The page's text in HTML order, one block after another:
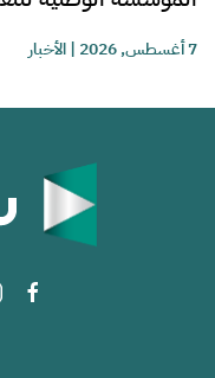
7 أغسطس, 2026 |الأخبار